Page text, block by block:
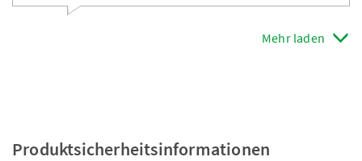
Mehr laden
Produktsicherheitsinformationen